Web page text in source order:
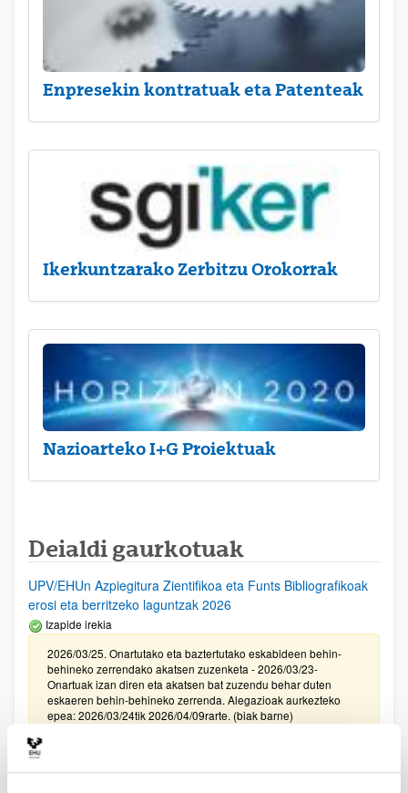
Enpresekin kontratuak eta Patenteak
Ikerkuntzarako Zerbitzu Orokorrak
Nazioarteko I+G Proiektuak
Deialdi gaurkotuak
UPV/EHUn Azpiegitura Zientifikoa eta Funts Bibliografikoak
erosi eta berritzeko laguntzak 2026
Izapide irekia
2026/03/25. Onartutako eta baztertutako eskabideen behin-
behineko zerrendako akatsen zuzenketa - 2026/03/23-
Onartuak izan diren eta akatsen bat zuzendu behar duten
eskaeren behin-behineko zerrenda. Alegazioak aurkezteko
epea: 2026/03/24tik 2026/04/09rarte. (biak barne)
Zientzia, Teknologia eta Berrikuntza arloetako kultura
sustatzeko laguntzen deialdia (FECYT) 2026